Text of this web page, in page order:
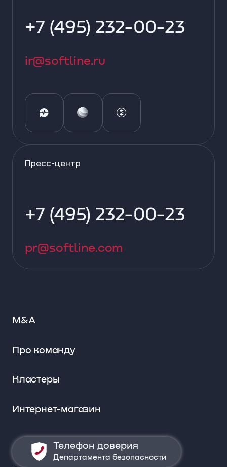
+7 (495) 232-00-23
ir@softline.ru
Пресс-центр
+7 (495) 232-00-23
pr@softline.com
M&A
Про команду
Кластеры
Интернет-магазин
Телефон доверия
Департамента безопасности